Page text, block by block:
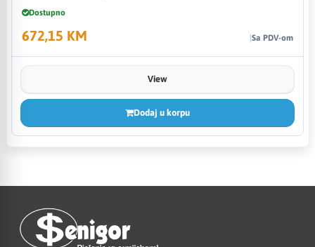
Dostupno
672,15 KM Sa PDV-om
View
Dodaj u korpu